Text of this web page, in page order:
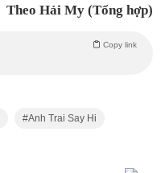
Theo Hải My (Tổng hợp)
Copy link
Anh Trai Say Hi